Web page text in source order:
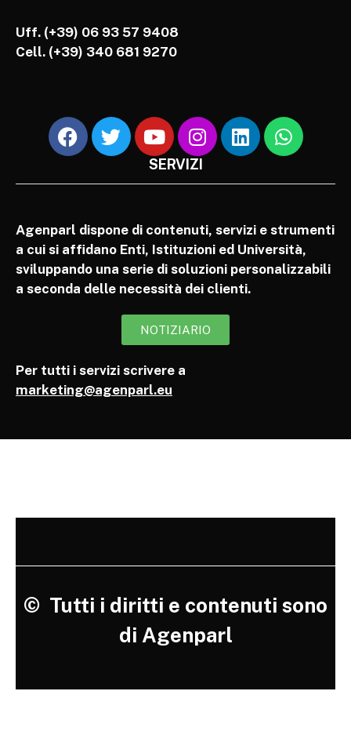
Uff. (+39) 06 93 57 9408
Cell. (+39) 340 681 9270
SERVIZI
Agenparl dispone di contenuti, servizi e strumenti
a cui si affidano Enti, Istituzioni ed Università,
sviluppando una serie di soluzioni personalizzabili
a seconda delle necessità dei clienti.
NOTIZIARIO
Per tutti i servizi scrivere a
marketing@agenparl.eu
© Tutti i diritti e contenuti sono
di Agenparl